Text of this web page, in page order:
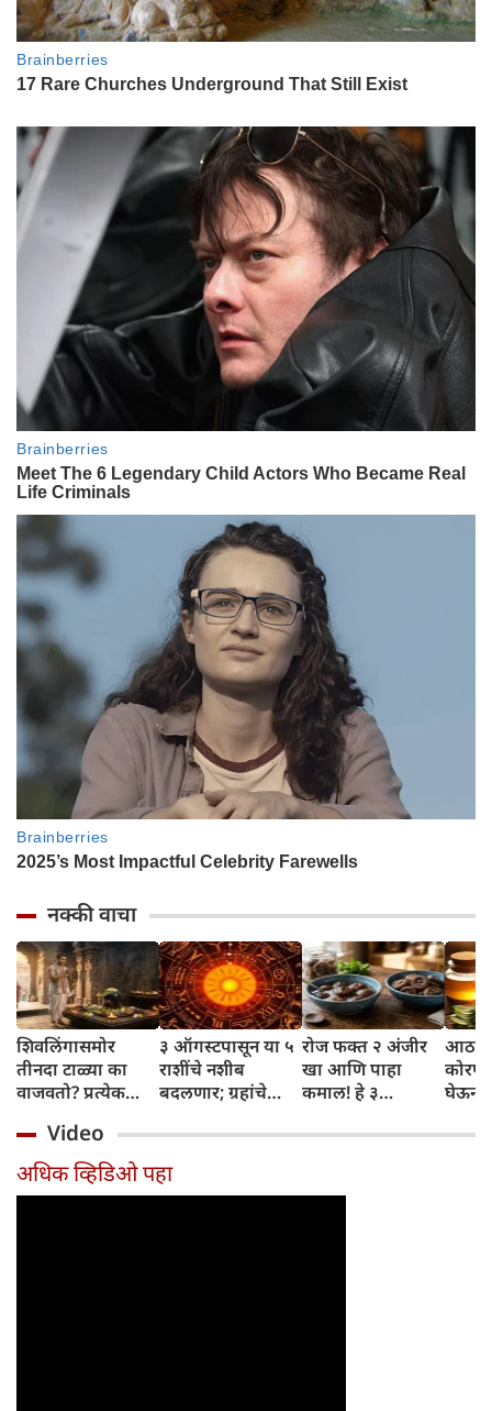
नक्की वाचा
शिवलिंगासमोर
तीनदा टाळ्या का
वाजवतो? प्रत्येक
जाणून घ्या
३ ऑगस्टपासून या ५
राशींचे नशीब
बदलणार; ग्रहांचे
संपतील आणि शुभ
दिवसांची सुरुवात
होईल
रोज फक्त २ अंजीर
खा आणि पाहा
कमाल! हे ३
तुम्हाला ठाऊक
घेऊन
Video
अधिक व्हिडिओ पहा